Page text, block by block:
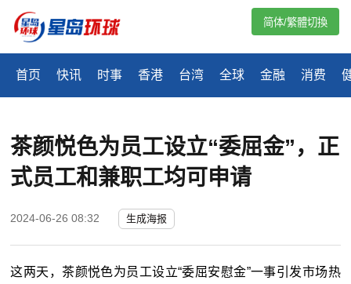
首页 快讯 时事 香港 台湾 全球 金融 消费
简体/繁體切換
茶颜悦色为员工设立“委屈金”，正
式员工和兼职工均可申请
2024-06-26 08:32 生成海报
这两天，茶颜悦色为员工设立“委屈安慰金”一事引发市场热